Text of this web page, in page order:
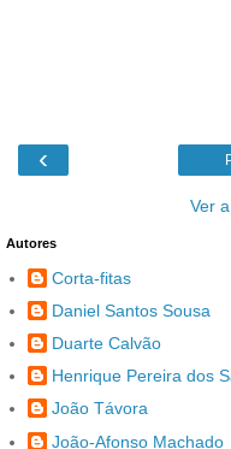
‹
Ver
Autores
Corta-fitas
Daniel Santos Sousa
Duarte Calvão
Henrique Pereira dos
João Távora
João-Afonso Machado